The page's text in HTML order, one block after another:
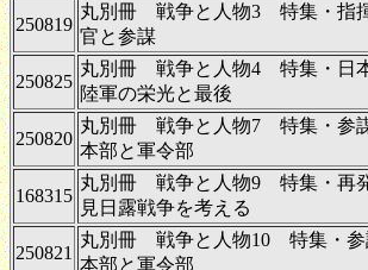
250819
丸別冊 戦争と人物3 特集・指
官と参謀
250825
丸別冊 戦争と人物4 特集・日
陸軍の栄光と最後
250820
丸別冊 戦争と人物7 特集・参
本部と軍令部
168315
丸別冊 戦争と人物9 特集・再
見日露戦争を考える
250821
丸別冊 戦争と人物10 特集・参
本部と軍令部